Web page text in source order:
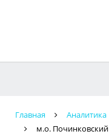
Главная Аналитика
м.о. Починковский